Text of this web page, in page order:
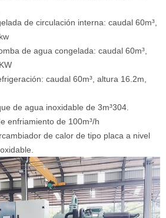
de circulación interna: caudal 60m³,
de agua congelada: caudal 60m³,
caudal 60m³, altura 16.2m,
de agua inoxidable de 3m³304.
enfriamiento de 100m³/h
de calor de tipo placa a nivel